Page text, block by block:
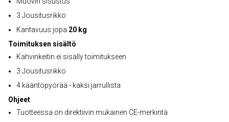
3 Jousitusrikko
Kantavuus jopa 20 kg
Toimituksen sisältö
Kahvinkeitin ei sisälly toimitukseen
3 Jousitusrikko
4 kääntöpyörää - kaksi jarrullista
Ohjeet
Tuotteessa on direktiivin mukainen CE-merkintä